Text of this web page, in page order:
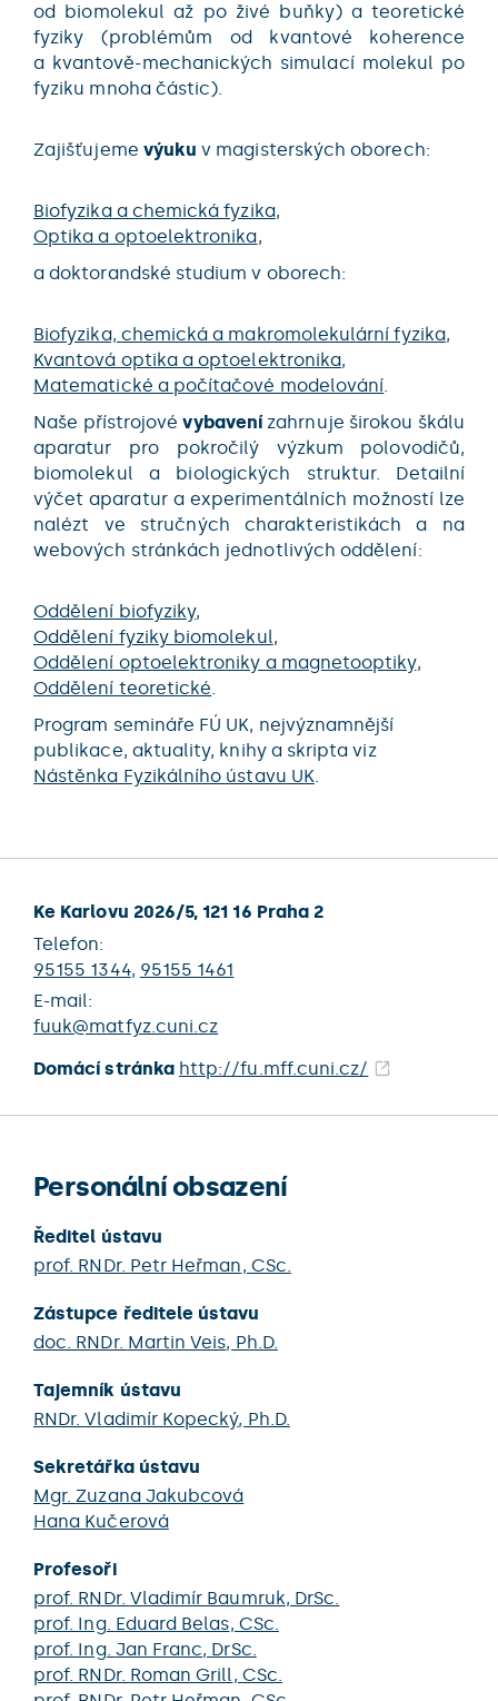
od biomolekul až po živé buňky) a teoretické
fyziky (problémům od kvantové koherence
a kvantově-mechanických simulací molekul po
fyziku mnoha částic).
Zajišťujeme výuku v magisterských oborech:
Biofyzika a chemická fyzika,
Optika a optoelektronika,
a doktorandské studium v oborech:
Biofyzika, chemická a makromolekulární fyzika,
Kvantová optika a optoelektronika,
Matematické a počítačové modelování.
Naše přístrojovévybavenízahrnuje širokou škálu
aparatur pro pokročilý výzkum polovodičů,
biomolekul a biologických struktur. Detailní
výčet aparatur a experimentálních možností lze
nalézt ve stručných charakteristikách a na
webových stránkách jednotlivých oddělení:
Oddělení biofyziky,
Oddělení fyziky biomolekul,
Oddělení optoelektroniky a magnetooptiky,
Oddělení teoretické.
Program semináře FÚ UK, nejvýznamnější
publikace, aktuality, knihy a skripta viz
Nástěnka Fyzikálního ústavu UK.
Ke Karlovu 2026/5, 121 16 Praha 2
Telefon:
95155 1344, 95155 1461
E-mail:
fuuk@matfyz.cuni.cz
Domácí stránka http://fu.mff.cuni.cz/
Personální obsazení
Ředitel ústavu
prof. RNDr. Petr Heřman, CSc.
Zástupce ředitele ústavu
doc. RNDr. Martin Veis, Ph.D.
Tajemník ústavu
RNDr.Vladimír Kopecký, Ph.D.
Sekretářka ústavu
Mgr.Zuzana Jakubcová
Hana Kučerová
Profesoři
prof. RNDr. Vladimír Baumruk, DrSc.
prof. Ing. Eduard Belas, CSc.
prof. Ing. Jan Franc, DrSc.
prof. RNDr. Roman Grill, CSc.